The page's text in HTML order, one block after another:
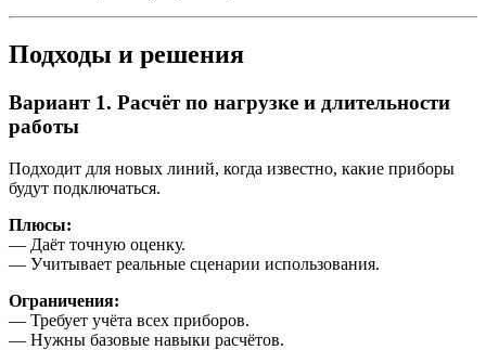
Подходы и решения
Вариант 1. Расчёт по нагрузке и длительности
работы
Подходит для новых линий, когда известно, какие приборы
будут подключаться.
Плюсы:
— Даёт точную оценку.
— Учитывает реальные сценарии использования.
Ограничения:
— Требует учёта всех приборов.
— Нужны базовые навыки расчётов.